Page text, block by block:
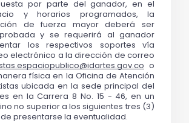
por parte del ganador, en el
y horarios programados, la
de fuerza mayor deberá ser
y se requerirá al ganador
los respectivos soportes vía
electrónico a la dirección de correo
o
física en la Oficina de Atención
ubicada en la sede principal del
en la Carrera 8 No. 15 - 46, en un
no superior a los siguientes tres (3)
presentarse la eventualidad.